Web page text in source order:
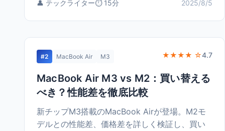
👤 テックライター⏱️ 15分 2025/8/5
#2 MacBook Air M3 ★★★★ ☆4.7
MacBook Air M3 vs M2：買い替える
べき？性能差を徹底比較
新チップM3搭載のMacBook Airが登場。M2モ
デルとの性能差、価格差を詳しく検証し、買い